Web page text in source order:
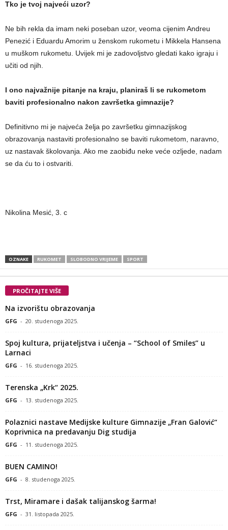
Tko je tvoj najveći uzor?
Ne bih rekla da imam neki poseban uzor, veoma cijenim Andreu
Penezić i Eduardu Amorim u ženskom rukometu i Mikkela Hansena
u muškom rukometu. Uvijek mi je zadovoljstvo gledati kako igraju i
učiti od njih.
I ono najvažnije pitanje na kraju, planiraš li se rukometom
baviti profesionalno nakon završetka gimnazije?
Definitivno mi je najveća želja po završetku gimnazijskog
obrazovanja nastaviti profesionalno se baviti rukometom, naravno,
uz nastavak školovanja. Ako me zaobiđu neke veće ozljede, nadam
se da ću to i ostvariti.
Nikolina Mesić, 3. c
OZNAKE RUKOMET SLOBODNO VRIJEME SPORT
PROČITAJTE VIŠE
Na izvorištu obrazovanja
GFG - 20. studenoga 2025.
Spoj kultura, prijateljstva i učenja – “School of Smiles” u
Larnaci
GFG - 16. studenoga 2025.
Terenska „Krk“ 2025.
GFG - 13. studenoga 2025.
Polaznici nastave Medijske kulture Gimnazije „Fran Galović“
Koprivnica na predavanju Dig studija
GFG - 11. studenoga 2025.
BUEN CAMINO!
GFG - 8. studenoga 2025.
Trst, Miramare i dašak talijanskog šarma!
GFG - 31. listopada 2025.